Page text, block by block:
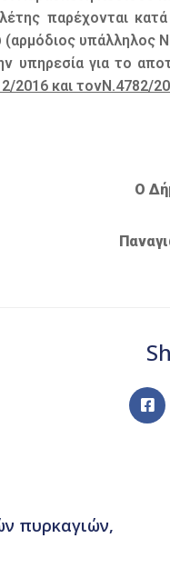
παρέχονται
υπάλληλος
για το
2016 και τονΝ.4782/
Ο
πυρκαγιών,